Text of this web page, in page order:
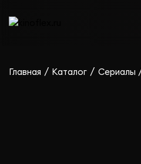
Главная / Каталог / Сериалы